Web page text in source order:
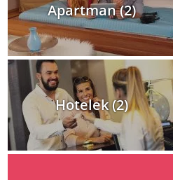
Apartman (2)
Hotelek (2)